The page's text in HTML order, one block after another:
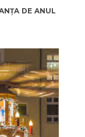
DE ANUL